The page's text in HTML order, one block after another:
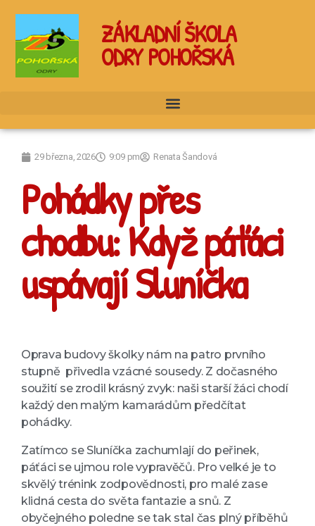
ZÁKLADNÍ ŠKOLA
ODRY POHOŘSKÁ
29 března, 2026 9:09 pm Renata Šandová
Pohádky přes
chodbu: Když páťáci
uspávají Sluníčka
Oprava budovy školky nám na patro prvního
stupně přivedla vzácné sousedy. Z dočasného
soužití se zrodil krásný zvyk: naši starší žáci chodí
každý den malým kamarádům předčítat
pohádky.
Zatímco se Sluníčka zachumlají do peřinek,
páťáci se ujmou role vypravěčů. Pro velké je to
skvělý trénink zodpovědnosti, pro malé zase
klidná cesta do světa fantazie a snů. Z
obyčejného poledne se tak stal čas plný příběhů